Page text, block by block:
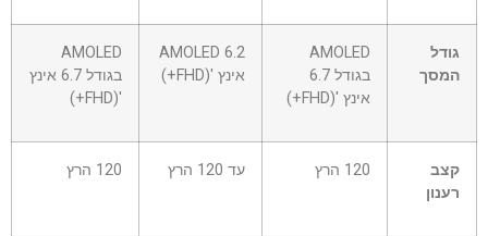
גודל
המסך
AMOLED
בגודל 6.7
אינץ '(FHD+)
AMOLED 6.2
אינץ '(FHD+)
AMOLED
בגודל 6.7 אינץ
'(FHD+)
קצב
רענון
120 הרץ עד 120 הרץ 120 הרץ